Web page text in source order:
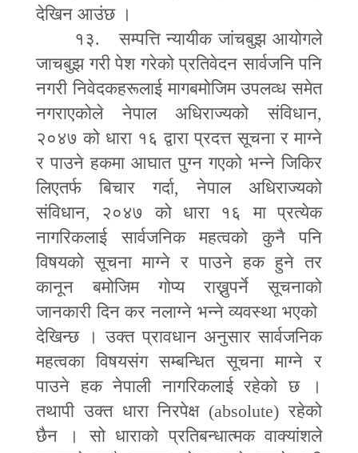
देखिन आउंछ ।
१३. सम्पत्ति न्यायीक जांचबुझ आयोगले
जाचबुझ गरी पेश गरेको प्रतिवेदन सार्वजनि पनि
नगरी निवेदकहरूलाई मागबमोजिम उपलव्ध समेत
नगराएकोले नेपाल अधिराज्यको संविधान,
२०४७ को धारा १६ द्वारा प्रदत्त सूचना र माग्ने
र पाउने हकमा आघात पुग्न गएको भन्ने जिकिर
लिएतर्फ बिचार गर्दा,नेपाल अधिराज्यको
संविधान, २०४७ को धारा १६ मा प्रत्येक
नागरिकलाई सार्वजनिक महत्वको कुनै पनि
विषयको सूचना माग्ने र पाउने हक हुने तर
कानून बमोजिम गोप्य राख्नुपर्ने सूचनाको
जानकारी दिन कर नलाग्ने भन्ने व्यवस्था भएको
देखिन्छ । उक्त प्रावधान अनुसार सार्वजनिक
महत्वका विषयसंग सम्बन्धित सूचना माग्ने र
पाउने हक नेपाली नागरिकलाई रहेको छ ।
तथापी उक्त धारा निरपेक्ष (absolute) रहेको
छैन । सो धाराको प्रतिबन्धात्मक वाक्यांशले